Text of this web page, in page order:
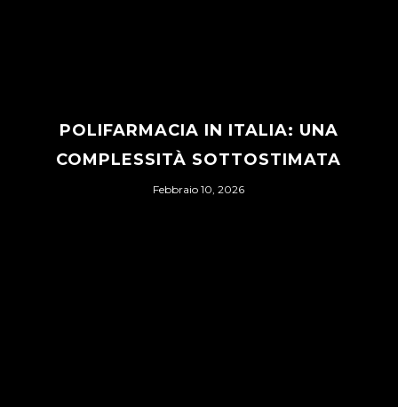
POLIFARMACIA IN ITALIA: UNA
COMPLESSITÀ SOTTOSTIMATA
Febbraio 10, 2026